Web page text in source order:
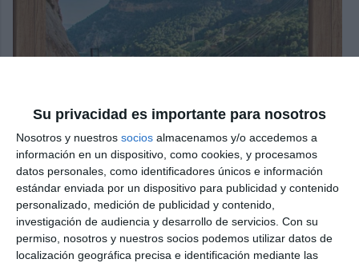
Su privacidad es importante para nosotros
Nosotros y nuestros socios almacenamos y/o accedemos a
información en un dispositivo, como cookies, y procesamos
datos personales, como identificadores únicos e información
estándar enviada por un dispositivo para publicidad y contenido
personalizado, medición de publicidad y contenido,
investigación de audiencia y desarrollo de servicios. Con su
permiso, nosotros y nuestros socios podemos utilizar datos de
localización geográfica precisa e identificación mediante las